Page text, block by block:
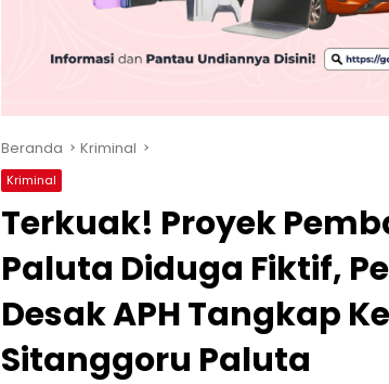
Beranda Kriminal
Kriminal
Terkuak! Proyek
Paluta Diduga Fiktif,
Desak APH Tangkap
Sitanggoru Paluta